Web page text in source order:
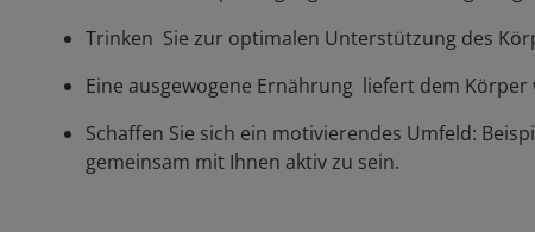
Trinken Sie zur optimalen Unterstützung des
Eine ausgewogene Ernährung liefert dem
Schaffen Sie sich ein motivierendes Umfeld:
gemeinsam mit Ihnen aktiv zu sein.